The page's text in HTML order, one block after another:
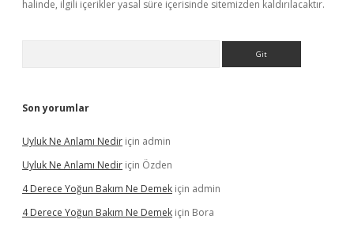
halinde, ilgili içerikler yasal süre içerisinde sitemizden kaldırılacaktır.
Son yorumlar
Uyluk Ne Anlamı Nedir için admin
Uyluk Ne Anlamı Nedir için Özden
4 Derece Yoğun Bakım Ne Demek için admin
4 Derece Yoğun Bakım Ne Demek için Bora